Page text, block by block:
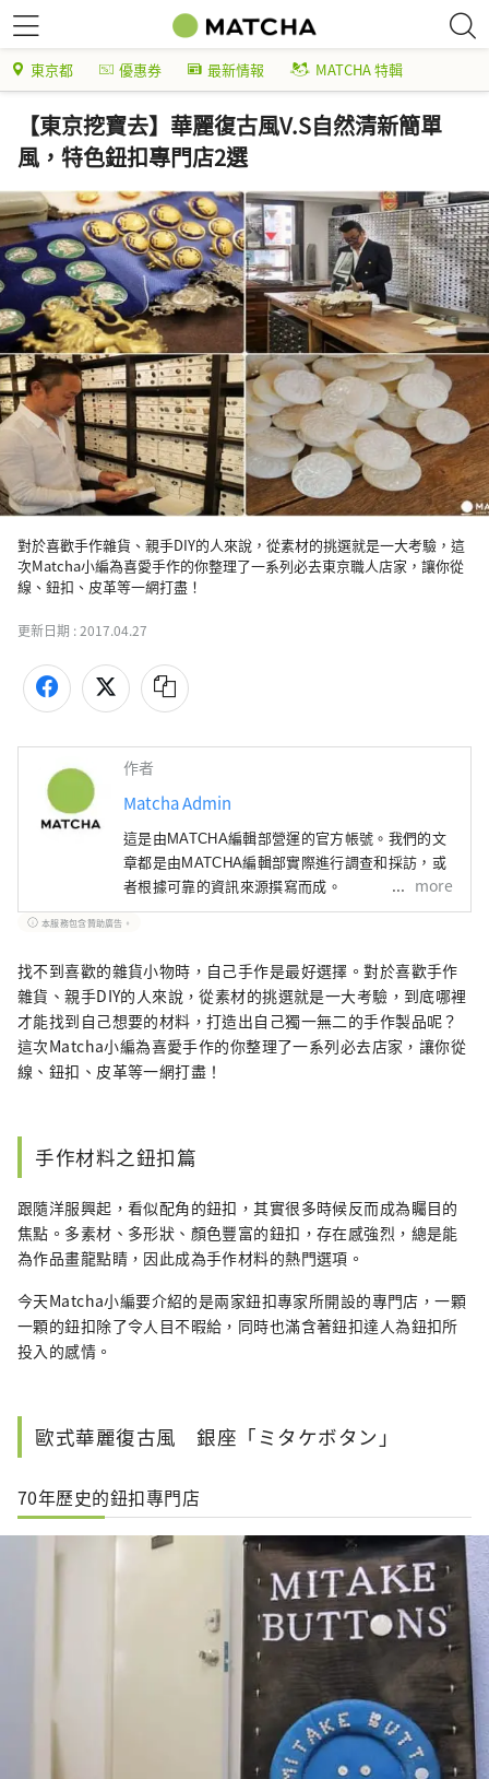
東京都 優惠券 最新情報 MATCHA 特輯
【東京挖寶去】華麗復古風V.S自然清新簡單
風，特色鈕扣專門店2選
對於喜歡手作雜貨、親手DIY的人來說，從素材的挑選就是一大考驗，這
次Matcha小編為喜愛手作的你整理了一系列必去東京職人店家，讓你從
線、鈕扣、皮革等一網打盡！
更新日期 :2017.04.27
作者
Matcha Admin
這是由MATCHA編輯部營運的官方帳號。我們的文
章都是由MATCHA編輯部實際進行調查和採訪，或
者根據可靠的資訊來源撰寫而成。
more
本服務包含贊助廣告。
找不到喜歡的雜貨小物時，自己手作是最好選擇。對於喜歡手作
雜貨、親手DIY的人來說，從素材的挑選就是一大考驗，到底哪裡
才能找到自己想要的材料，打造出自己獨一無二的手作製品呢？
這次Matcha小編為喜愛手作的你整理了一系列必去店家，讓你從
線、鈕扣、皮革等一網打盡！
手作材料之鈕扣篇
跟隨洋服興起，看似配角的鈕扣，其實很多時候反而成為矚目的
焦點。多素材、多形狀、顏色豐富的鈕扣，存在感強烈，總是能
為作品畫龍點睛，因此成為手作材料的熱門選項。
今天Matcha小編要介紹的是兩家鈕扣專家所開設的專門店，一顆
一顆的鈕扣除了令人目不暇給，同時也滿含著鈕扣達人為鈕扣所
投入的感情。
歐式華麗復古風 銀座「ミタケボタン」
70年歷史的鈕扣專門店